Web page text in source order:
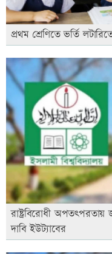
প্রথম শ্রেণিতে ভর্তি
রাষ্ট্রবিরোধী অপতৎপরতায়
দাবি ইউট্যাবের